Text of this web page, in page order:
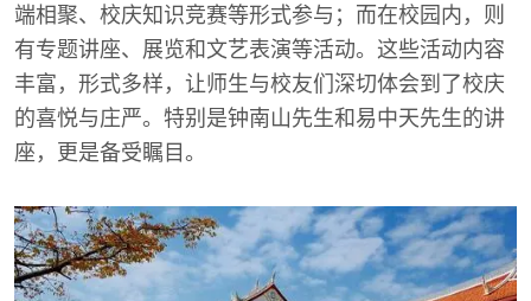
端相聚、校庆知识竞赛等形式参与；而在校园内，则
有专题讲座、展览和文艺表演等活动。这些活动内容
丰富，形式多样，让师生与校友们深切体会到了校庆
的喜悦与庄严。特别是钟南山先生和易中天先生的讲
座，更是备受瞩目。